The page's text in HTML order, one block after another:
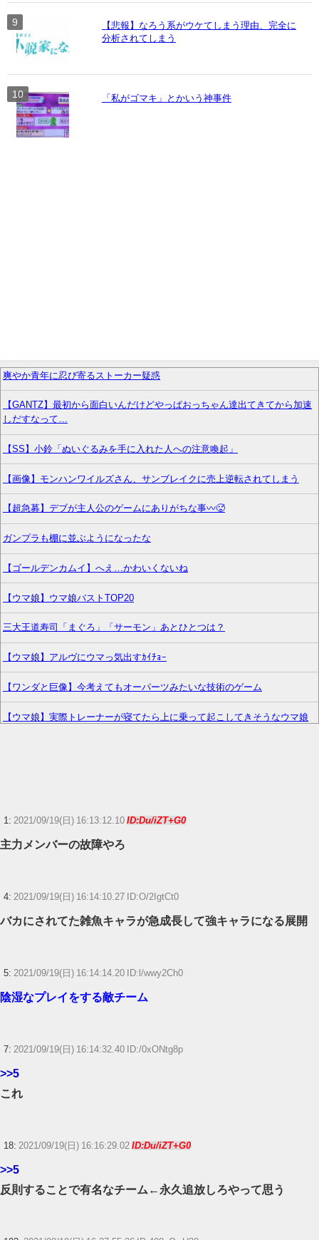
【悲報】なろう系がウケてしまう理由、完全に
分析されてしまう
「私がゴマキ」とかいう神事件
爽やか青年に忍び寄るストーカー疑惑
【GANTZ】最初から面白いんだけどやっぱおっちゃん達出てきてから加速
しだすなって…
【SS】小鈴「ぬいぐるみを手に入れた人への注意喚起」
【画像】モンハンワイルズさん、サンブレイクに売上逆転されてしまう
【超急募】デブが主人公のゲームにありがちな事〰🥵
ガンプラも棚に並ぶようになったな
【ゴールデンカムイ】へえ…かわいくないね
【ウマ娘】ウマ娘バストTOP20
三大王道寿司「まぐろ」「サーモン」あとひとつは？
【ウマ娘】アルヴにウマっ気出すｶｲﾁｮｰ
【ワンダと巨像】今考えてもオーパーツみたいな技術のゲーム
【ウマ娘】実際トレーナーが寝てたら上に乗って起こしてきそうなウマ娘
【FF14】☆24フル装備高揚侍さん、クレセントアイル北征編CEをたった20
サイバスターが一番輝いてたスパロボ
【ウマ娘】ディザイアの謎ポーズ、完全にアレと一致ｗｗｗ
Powered by livedoor 相互RSS
1: 2021/09/19(日) 16:13:12.10 ID:Du/iZT+G0
主力メンバーの故障やろ
4: 2021/09/19(日) 16:14:10.27 ID:O/2IgtCt0
バカにされてた雑魚キャラが急成長して強キャラになる展開
5: 2021/09/19(日) 16:14:14.20 ID:l/wwy2Ch0
陰湿なプレイをする敵チーム
7: 2021/09/19(日) 16:14:32.40 ID:/0xONtg8p
>>5
これ
18: 2021/09/19(日) 16:16:29.02 ID:Du/iZT+G0
>>5
反則することで有名なチーム←永久追放しろやって思う